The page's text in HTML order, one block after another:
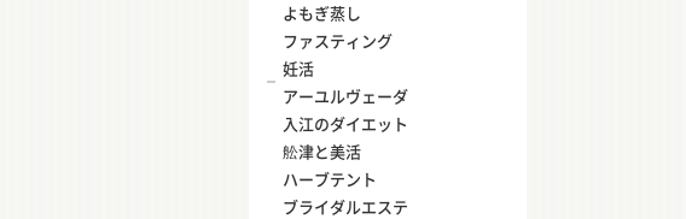
よもぎ蒸し
ファスティング
妊活
アーユルヴェーダ
入江のダイエット
舩津と美活
ハーブテント
ブライダルエステ